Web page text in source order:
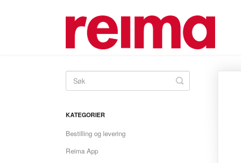
Toggle
Search
KATEGORIER
Bestilling og levering
Reima App